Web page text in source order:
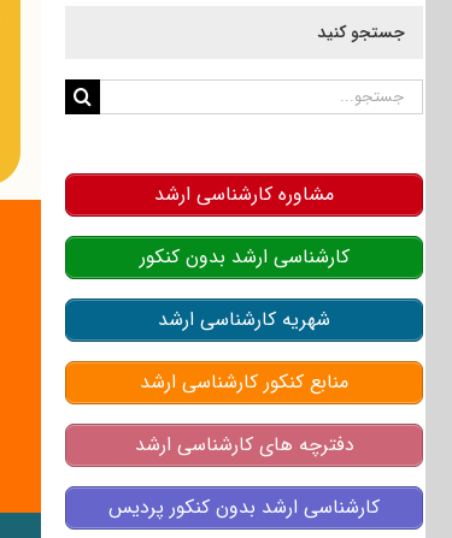
جستجو کنید
جستجو
مشاوره کارشناسی ارشد
کارشناسی ارشد بدون کنکور
شهریه کارشناسی ارشد
منابع کنکور کارشناسی ارشد
دفترچه های کارشناسی ارشد
کارشناسی ارشد بدون کنکور پردیس